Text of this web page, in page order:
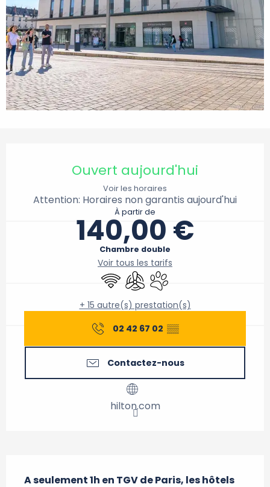
Ouvert aujourd'hui
Voir les horaires
Attention: Horaires non garantis aujourd'hui
À partir de
140,00 €
Chambre double
Voir tous les tarifs
WiFi Air conditionné
Animaux acceptés
+ 15 autre(s) prestation(s)
02 42 67 02 ▒▒
Contactez-nous
hilton.com
A seulement 1h en TGV de Paris, les hôtels